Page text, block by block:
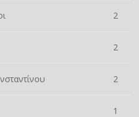
2
2
2
1